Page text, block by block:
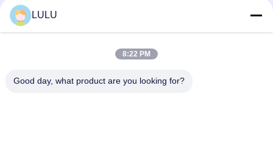
Il fiore del nero del PVC ha riparato l'etilene materiale del
poliuretano del PVC di qualità della macchina per colata
continua
3" 4" 5" macchine per colata continua resistenti della parte
girevole dell'unità di elaborazione del piatto rigido per il
LULU
8:22 PM
Good day, what product are you looking for?